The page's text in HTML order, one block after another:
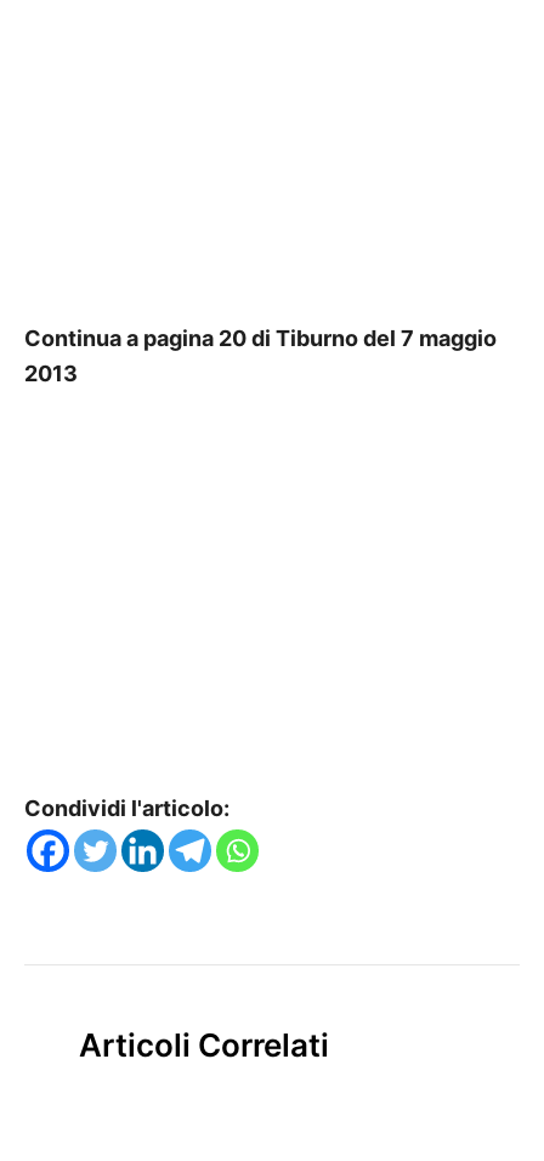
Continua a pagina 20 di Tiburno del 7 maggio
2013
Condividi l'articolo:
Articoli Correlati